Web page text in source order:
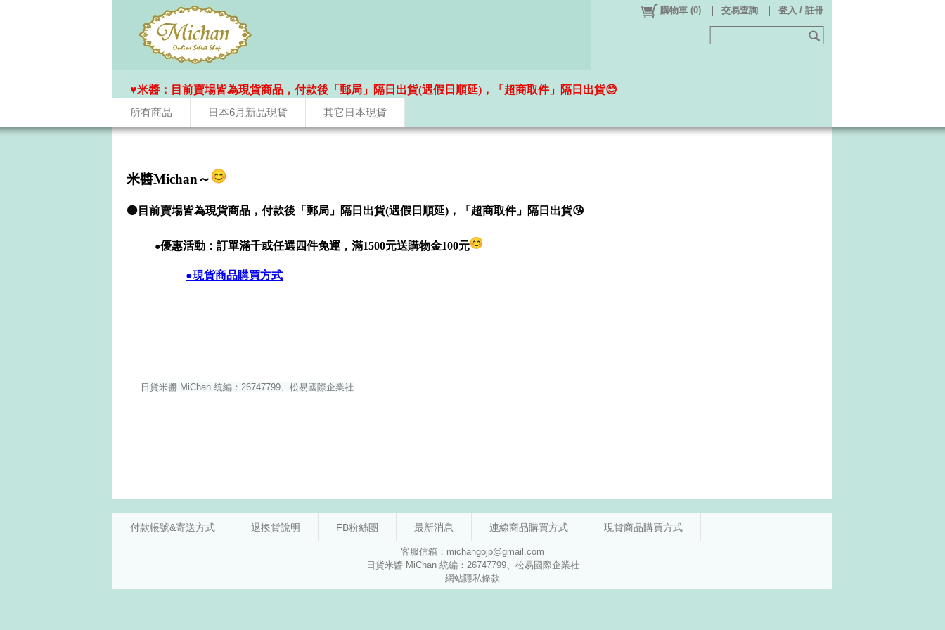
所有商品 日本6月新品現貨 其它日本現貨
購物車 (0) 交易查詢 登入 / 註冊
♥️米醬：目前賣場皆為現貨商品，付款後「郵局」隔日出貨(遇假日順延)，「超商取件」隔日出貨😊
付款帳號&寄送方式 退換貨說明 FB粉絲團 最新消息 連線商品購買方式 現貨商品購買方式
客服信箱：michangojp@gmail.com
日貨米醬 MiChan 統編：26747799、松易國際企業社
網站隱私條款